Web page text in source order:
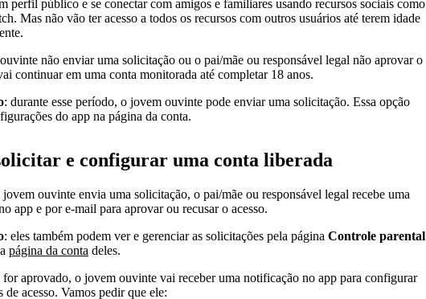
perfil público e se conectar com amigos e familiares usando recursos sociais como
Mas não vão ter acesso a todos os recursos com outros usuários até terem idade
não enviar uma solicitação ou o pai/mãe ou responsável legal não aprovar o
continuar em uma conta monitorada até completar 18 anos.
: durante esse período, o jovem ouvinte pode enviar uma solicitação. Essa opção
do app na página da conta.
e configurar uma conta liberada
ouvinte envia uma solicitação, o pai/mãe ou responsável legal recebe uma
app e por e-mail para aprovar ou recusar o acesso.
: eles também podem ver e gerenciar as solicitações pela página Controle parental
página da conta deles.
for aprovado, o jovem ouvinte vai receber uma notificação no app para configurar
de acesso. Vamos pedir que ele: